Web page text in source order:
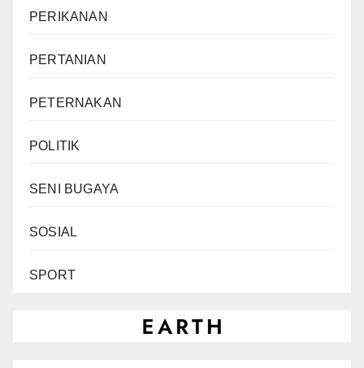
PERIKANAN
PERTANIAN
PETERNAKAN
POLITIK
SENI BUGAYA
SOSIAL
SPORT